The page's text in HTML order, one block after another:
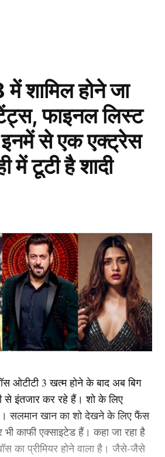
में शामिल होने जा
फाइनल लिस्ट
से एक एक्ट्रेस
में टूटी है शादी
ओटीटी 3 खत्म होने के बाद अब बिग
से इंतजार कर रहे हैं। शो के लिए
सलमान खान का शो देखने के लिए फैंस
भी काफी एक्साइटेड हैं। कहा जा रहा है
का प्रीमियर होने वाला है। जैसे-जैसे